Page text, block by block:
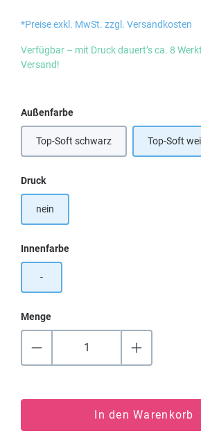
*Preise exkl. MwSt. zzgl. Versandkosten
Verfügbar – mit Druck dauert’s ca. 8
Versand!
Außenfarbeauswählen
Top-Soft schwarz Top-Soft
Druckauswählen
nein
Innenfarbeauswählen
-
Menge
In den Warenkorb